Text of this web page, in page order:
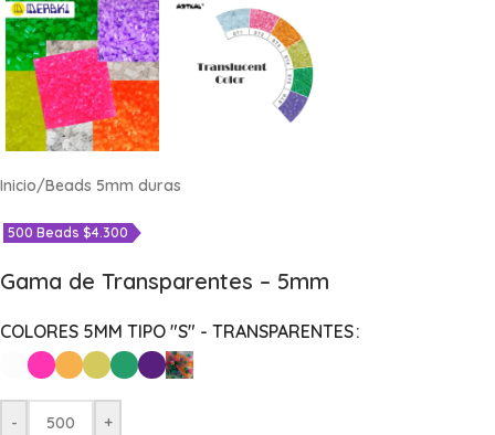
Inicio/Beads 5mm duras
500 Beads $4.300
Gama de Transparentes – 5mm
COLORES 5MM TIPO "S" - TRANSPARENTES
- +